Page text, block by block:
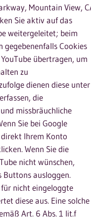
Mountain View,
Sie aktiv auf das
weitergeleitet; beim
gegebenenfalls Cookies
übertragen, um
zu
dienen diese unter
die
missbräuchliche
Sie bei Google
Ihrem Konto
Wenn Sie die
nicht wünschen,
Buttons ausloggen.
nicht eingeloggte
diese aus. Eine solche
Art. 6 Abs. 1 lit.f